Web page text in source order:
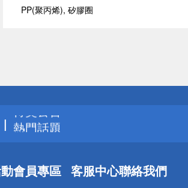
PP(聚丙烯), 矽膠圈
詐騙網頁！請小心！
得獎公告
熱門話題
銀行優惠
詐騙網頁！請小心！
會員專區 客服中心聯絡我們